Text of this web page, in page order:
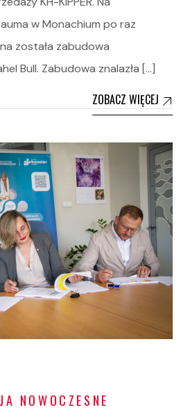
w Monachium po raz
została zabudowa
Bull. Zabudowa znalazła […]
ZOBACZ WIĘCEJ
NOWOCZESNE